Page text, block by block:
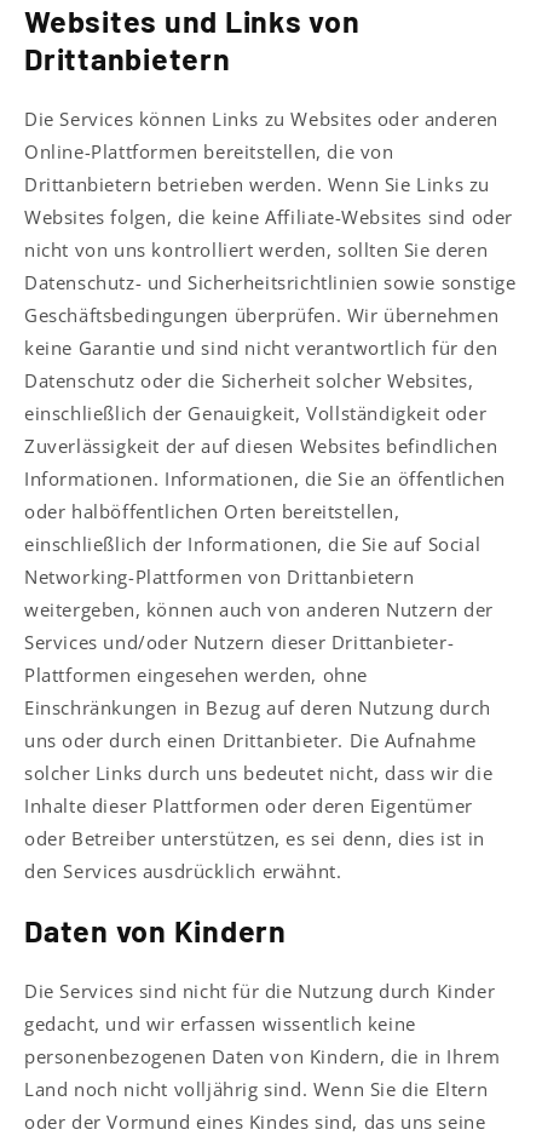
Websites und Links von
Drittanbietern
Die Services können Links zu Websites oder anderen
Online-Plattformen bereitstellen, die von
Drittanbietern betrieben werden. Wenn Sie Links zu
Websites folgen, die keine Affiliate-Websites sind oder
nicht von uns kontrolliert werden, sollten Sie deren
Datenschutz- und Sicherheitsrichtlinien sowie sonstige
Geschäftsbedingungen überprüfen. Wir übernehmen
keine Garantie und sind nicht verantwortlich für den
Datenschutz oder die Sicherheit solcher Websites,
einschließlich der Genauigkeit, Vollständigkeit oder
Zuverlässigkeit der auf diesen Websites befindlichen
Informationen. Informationen, die Sie an öffentlichen
oder halböffentlichen Orten bereitstellen,
einschließlich der Informationen, die Sie auf Social
Networking-Plattformen von Drittanbietern
weitergeben, können auch von anderen Nutzern der
Services und/oder Nutzern dieser Drittanbieter-
Plattformen eingesehen werden, ohne
Einschränkungen in Bezug auf deren Nutzung durch
uns oder durch einen Drittanbieter. Die Aufnahme
solcher Links durch uns bedeutet nicht, dass wir die
Inhalte dieser Plattformen oder deren Eigentümer
oder Betreiber unterstützen, es sei denn, dies ist in
den Services ausdrücklich erwähnt.
Daten von Kindern
Die Services sind nicht für die Nutzung durch Kinder
gedacht, und wir erfassen wissentlich keine
personenbezogenen Daten von Kindern, die in Ihrem
Land noch nicht volljährig sind. Wenn Sie die Eltern
oder der Vormund eines Kindes sind, das uns seine